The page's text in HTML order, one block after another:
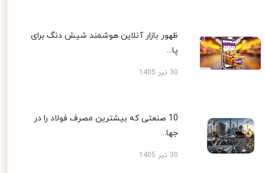
ظهور بازار آنلاین هوشمند شیش دنگ برای
پا...
30 تیر 1405
10 صنعتی که بیشترین مصرف فولاد را در
جها...
30 تیر 1405